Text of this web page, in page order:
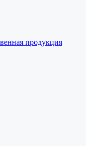
продукция